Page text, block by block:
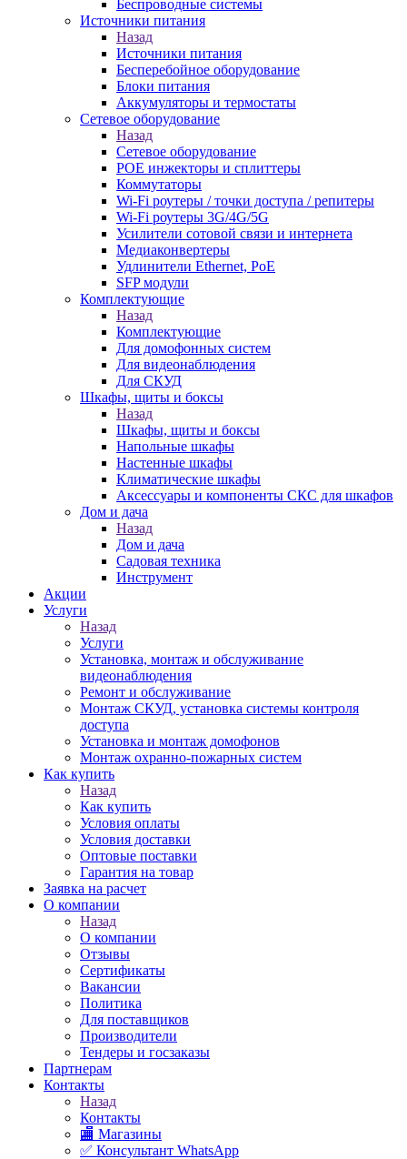
Беспроводные системы
Источники питания
Назад
Источники питания
Бесперебойное оборудование
Блоки питания
Аккумуляторы и термостаты
Сетевое оборудование
Назад
Сетевое оборудование
POE инжекторы и сплиттеры
Коммутаторы
Wi-Fi роутеры / точки доступа / репитеры
Wi-Fi роутеры 3G/4G/5G
Усилители сотовой связи и интернета
Медиаконвертеры
Удлинители Ethernet, PoE
SFP модули
Комплектующие
Назад
Комплектующие
Для домофонных систем
Для видеонаблюдения
Для СКУД
Шкафы, щиты и боксы
Назад
Шкафы, щиты и боксы
Напольные шкафы
Настенные шкафы
Климатические шкафы
Аксессуары и компоненты СКС для шкафов
Дом и дача
Назад
Дом и дача
Садовая техника
Инструмент
Акции
Услуги
Назад
Услуги
Установка, монтаж и обслуживание
видеонаблюдения
Ремонт и обслуживание
Монтаж СКУД, установка системы контроля
доступа
Установка и монтаж домофонов
Монтаж охранно-пожарных систем
Как купить
Назад
Как купить
Условия оплаты
Условия доставки
Оптовые поставки
Гарантия на товар
Заявка на расчет
О компании
Назад
О компании
Отзывы
Сертификаты
Вакансии
Политика
Для поставщиков
Производители
Тендеры и госзаказы
Партнерам
Контакты
Назад
Контакты
🏬 Магазины
✅️ Консультант WhatsApp